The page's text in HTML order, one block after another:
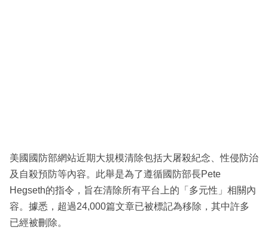
閱
專
美國國防部網站近期大規模清除包括大屠殺紀念、性侵防治
及自殺預防等內容。此舉是為了遵循國防部長Pete
Hegseth的指令，旨在清除所有平台上的「多元性」相關內
容。據悉，超過24,000篇文章已被標記為移除，其中許多
已經被刪除。